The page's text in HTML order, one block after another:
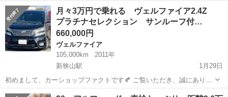
とうございます✨ 冬のセール対象車として、こちらの30アルファード
Sをご紹介いたします もう少し値引できたら購入希望！という方おり
ましたら、お気軽にご...
埼玉 狭山市 新狭山駅 アルファード
月々3万円で乗れる ヴェルファイア2.4Z
プラチナセレクション サンルーフ付…
660,000円
ヴェルファイア
105,000km
2011年
新狭山駅
1月29日
初めまして、カーショップファクトです🍂 ご覧いただき、誠にありが
とうございます✨ 冬のセール対象車として、こちらのヴェルファイア
埼玉 狭山市 ヴェルファイア 車両